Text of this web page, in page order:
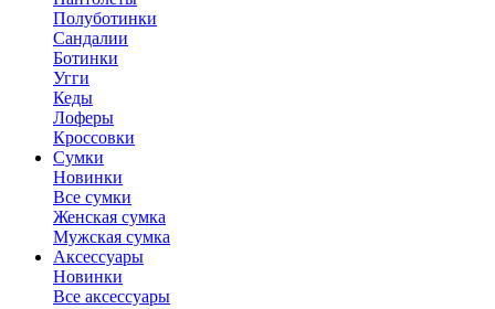
Полуботинки
Сандалии
Ботинки
Угги
Кеды
Лоферы
Кроссовки
Сумки
Новинки
Все сумки
Женская сумка
Мужская сумка
Аксессуары
Новинки
Все аксессуары